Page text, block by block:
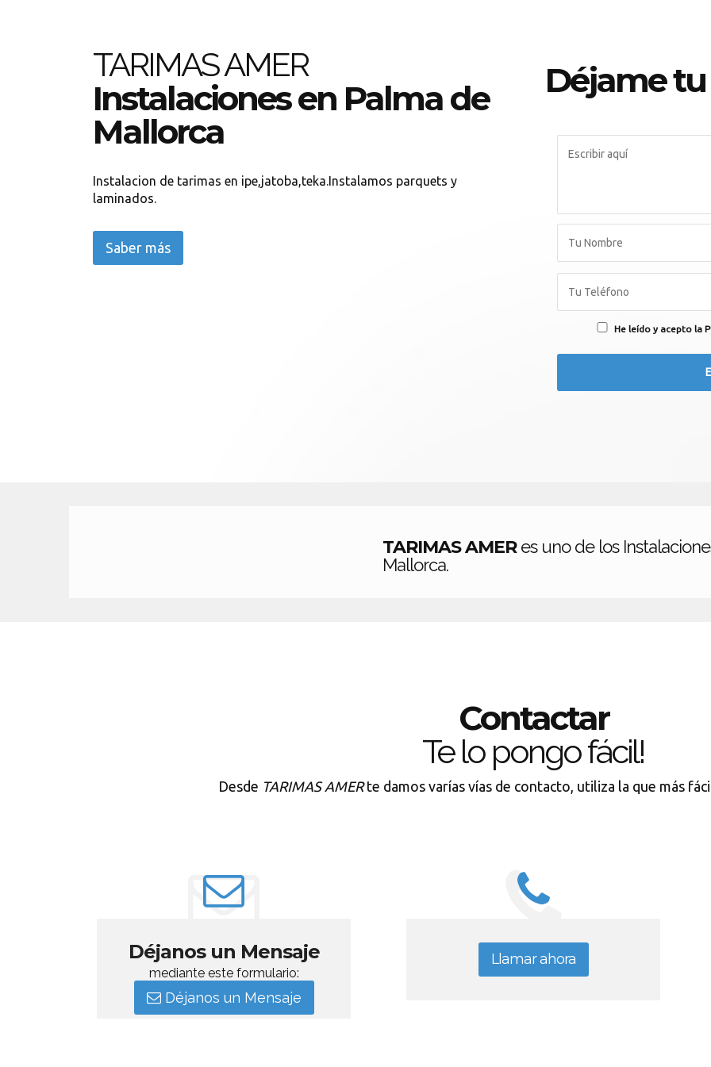
TARIMAS AMER
Instalaciones en Palma de
Mallorca
Instalacion de tarimas en ipe,jatoba,teka.Instalamos parquets y
laminados.
Saber más
Déjame tu
He leído y acepto la
TARIMAS AMERes uno de los
Mallorca.
Contactar
Te lo pongo fácil!
Desde TARIMAS AMERte damos varías vías de contacto, utiliza la que más
Déjanos un Mensaje
mediante este formulario:
Déjanos un Mensaje
Llamar ahora